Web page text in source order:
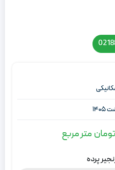
تومان متر مربع
پرده